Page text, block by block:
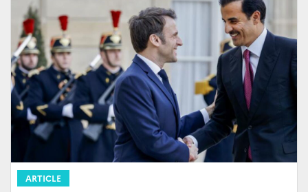
ARTICLE